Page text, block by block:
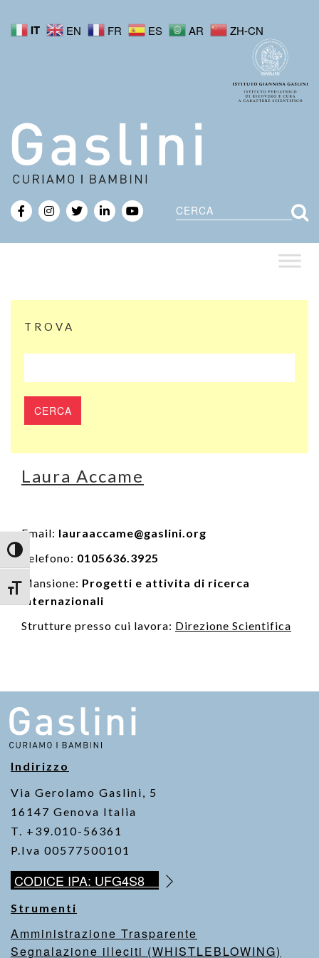
Attiva/disattiva alto contrasto
Attiva/disattiva dimensione testo
IT EN FR ES AR ZH-CN
Cerca
TROVA
Laura Accame
Email: lauraaccame@gaslini.org
Telefono: 0105636.3925
Mansione: Progetti e attivita di ricerca
internazionali
Strutture presso cui lavora: Direzione Scientifica
Indirizzo
Via Gerolamo Gaslini, 5
16147 Genova Italia
T. +39.010-56361
P.Iva 00577500101
CODICE IPA: UFG4S8
Strumenti
Amministrazione Trasparente
Segnalazione illeciti (WHISTLEBLOWING)